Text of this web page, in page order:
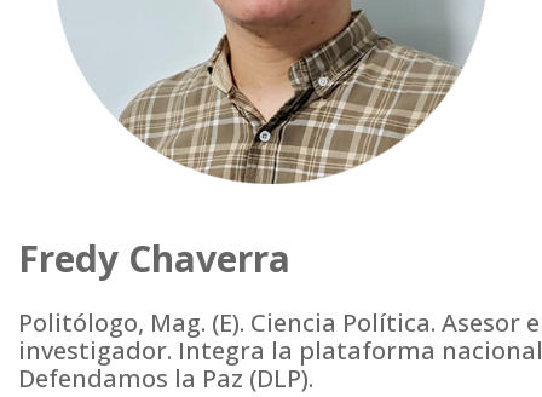
Fredy Chaverra
Politólogo, Mag. (E). Ciencia Política. Asesor e
investigador. Integra la plataforma nacional
Defendamos la Paz (DLP).